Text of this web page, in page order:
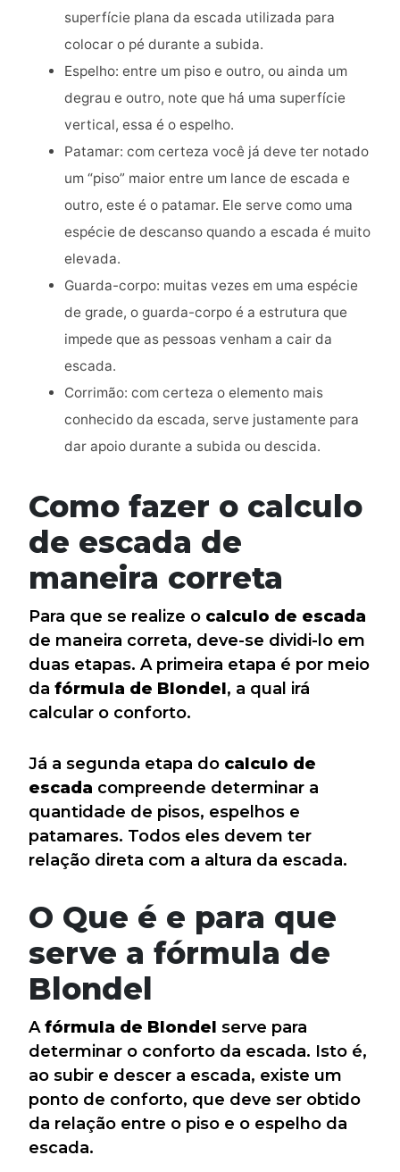
superfície plana da escada utilizada para
colocar o pé durante a subida.
Espelho: entre um piso e outro, ou ainda um
degrau e outro, note que há uma superfície
vertical, essa é o espelho.
Patamar: com certeza você já deve ter notado
um “piso” maior entre um lance de escada e
outro, este é o patamar. Ele serve como uma
espécie de descanso quando a escada é muito
elevada.
Guarda-corpo: muitas vezes em uma espécie
de grade, o guarda-corpo é a estrutura que
impede que as pessoas venham a cair da
escada.
Corrimão: com certeza o elemento mais
conhecido da escada, serve justamente para
dar apoio durante a subida ou descida.
Como fazer o calculo
de escada de
maneira correta
Para que se realize o calculo de escada
de maneira correta, deve-se dividi-lo em
duas etapas. A primeira etapa é por meio
da fórmula de Blondel, a qual irá
calcular o conforto.
Já a segunda etapa do calculo de
escada compreende determinar a
quantidade de pisos, espelhos e
patamares. Todos eles devem ter
relação direta com a altura da escada.
O Que é e para que
serve a fórmula de
Blondel
Afórmula de Blondel serve para
determinar o conforto da escada. Isto é,
ao subir e descer a escada, existe um
ponto de conforto, que deve ser obtido
da relação entre o piso e o espelho da
escada.